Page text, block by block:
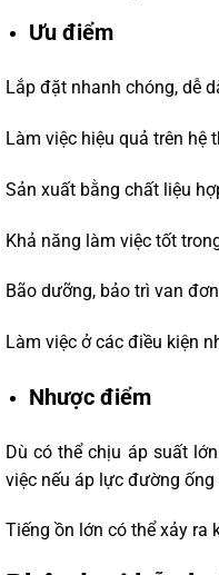
Ưu điểm
Lắp đặt nhanh chóng, dễ
Làm việc hiệu quả trên hệ
Sản xuất bằng chất liệu
Khả năng làm việc tốt
Bão dưỡng, bảo trì van
Làm việc ở các điều kiện
Nhược điểm
Dù có thể chịu áp suất
việc nếu áp lực đường ống
Tiếng ồn lớn có thể xảy ra